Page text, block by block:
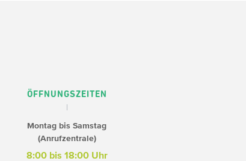
ÖFFNUNGSZEITEN
Montag bis Samstag
(Anrufzentrale)
8:00 bis 18:00 Uhr